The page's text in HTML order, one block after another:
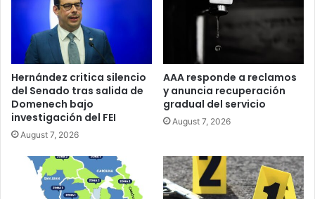
Hernández critica silencio
del Senado tras salida de
Domenech bajo
investigación del FEI
August 7, 2026
AAA responde a reclamos
y anuncia recuperación
gradual del servicio
August 7, 2026